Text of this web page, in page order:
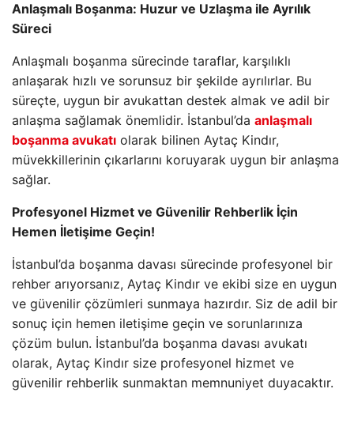
Anlaşmalı Boşanma: Huzur ve Uzlaşma ile Ayrılık
Süreci
Anlaşmalı boşanma sürecinde taraflar, karşılıklı
anlaşarak hızlı ve sorunsuz bir şekilde ayrılırlar. Bu
süreçte, uygun bir avukattan destek almak ve adil bir
anlaşma sağlamak önemlidir. İstanbul’da anlaşmalı
boşanma avukatı olarak bilinen Aytaç Kindır,
müvekkillerinin çıkarlarını koruyarak uygun bir anlaşma
sağlar.
Profesyonel Hizmet ve Güvenilir Rehberlik İçin
Hemen İletişime Geçin!
İstanbul’da boşanma davası sürecinde profesyonel bir
rehber arıyorsanız, Aytaç Kindır ve ekibi size en uygun
ve güvenilir çözümleri sunmaya hazırdır. Siz de adil bir
sonuç için hemen iletişime geçin ve sorunlarınıza
çözüm bulun. İstanbul’da boşanma davası avukatı
olarak, Aytaç Kindır size profesyonel hizmet ve
güvenilir rehberlik sunmaktan memnuniyet duyacaktır.